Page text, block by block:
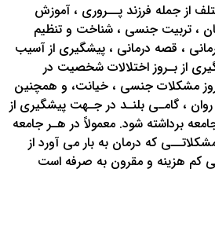
از جمله فرزند پــروری ، آموزش
، تربیت جنسی ، شناخت و تنظیم
، قصه درمانی ، پیشگیری از آسیب
از بـروز اختلالات شخصیت در
مشکلات جنسی ، خیانت، و همچنین
، گامـی بلنـد در جـهت پیشگیری از
برداشته شود. معمولاً در هـر جامعه
که درمان به بار می آورد از
کم هزینه و مقرون به صرفه است